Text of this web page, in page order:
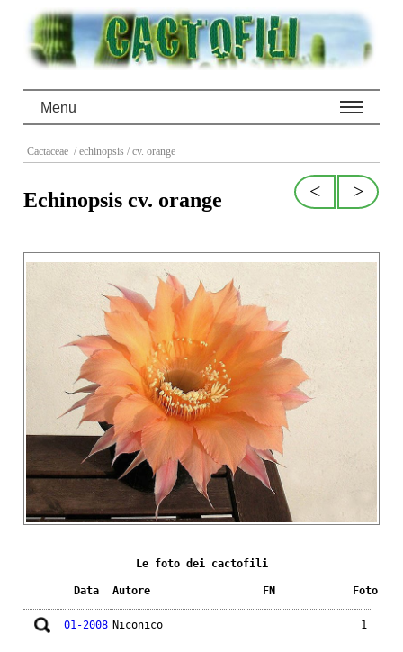
Menu
Cactaceae / echinopsis / cv. orange
>
<
Echinopsis cv. orange
Le foto dei cactofili
Data Autore FN Foto
01-2008 Niconico 1